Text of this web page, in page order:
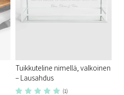
Tuikkuteline nimellä, valkoinen
– Lausahdus
(1)